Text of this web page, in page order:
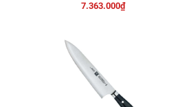
7.363.000₫